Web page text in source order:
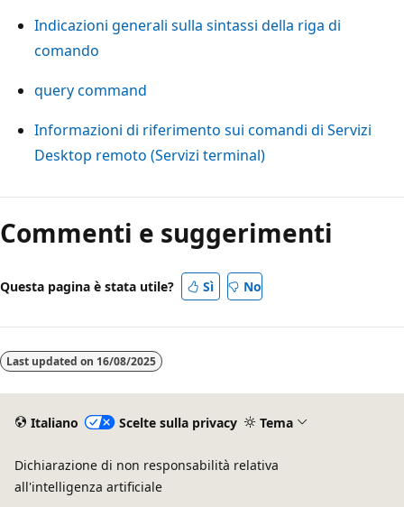
Indicazioni generali sulla sintassi della riga di
comando
query command
Informazioni di riferimento sui comandi di Servizi
Desktop remoto (Servizi terminal)
Modalità
di
lettura
Commenti e suggerimenti
Questa pagina è stata utile? Sì No
Last updated on 16/08/2025
Italiano Scelte sulla privacy Tema
Dichiarazione di non responsabilità relativa
all'intelligenza artificiale